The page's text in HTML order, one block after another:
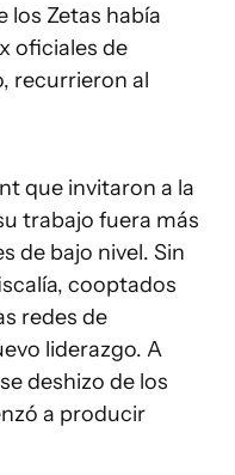
los Zetas había
oficiales de
recurrieron al
que invitaron a la
trabajo fuera más
de bajo nivel. Sin
cooptados
redes de
liderazgo. A
deshizo de los
a producir